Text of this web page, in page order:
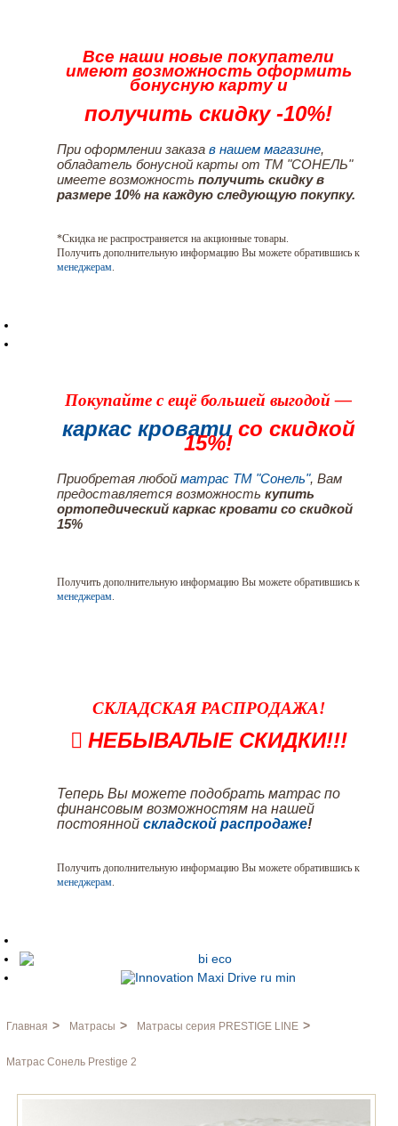
Все наши новые покупатели
имеют возможность оформить
бонусную карту и
получить скидку -10%!
При оформлении заказа в нашем магазине,
обладатель бонусной карты от ТМ "СОНЕЛЬ"
имеете возможность получить скидку в
размере 10% на каждую следующую покупку.
*Скидка не распространяется на акционные товары.
Получить дополнительную информацию Вы можете обратившись к
менеджерам.
Покупайте с ещё большей выгодой —
каркас кровати со скидкой
15%!
Приобретая любой матрас ТМ "Сонель", Вам
предоставляется возможность купить
ортопедический каркас кровати со скидкой
15%
Получить дополнительную информацию Вы можете обратившись к
менеджерам.
СКЛАДСКАЯ РАСПРОДАЖА!
НЕБЫВАЛЫЕ СКИДКИ!!!
Теперь Вы можете подобрать матрас по
финансовым возможностям на нашей
постоянной складской распродаже!
Получить дополнительную информацию Вы можете обратившись к
менеджерам.
Главная > Матрасы > Матрасы серия PRESTIGE LINE >
Матрас Сонель Prestige 2